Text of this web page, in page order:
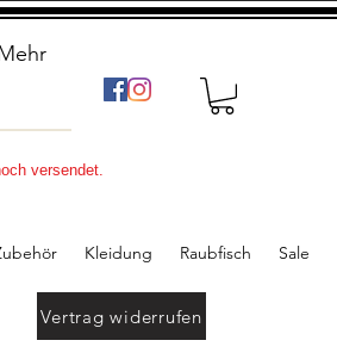
Kleidung Raubfisch Sale
versendet.
Vertrag widerrufen